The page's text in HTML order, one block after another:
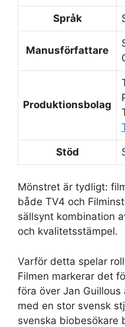
Språk
Manusförfattare
Produktionsbolag
Stöd
Mönstret är tydligt:
både TV4 och
sällsynt kombination
och kvalitetsstämpel.
Varför detta spelar roll
Filmen markerar det
föra över Jan
med en stor svensk
svenska biobesökare